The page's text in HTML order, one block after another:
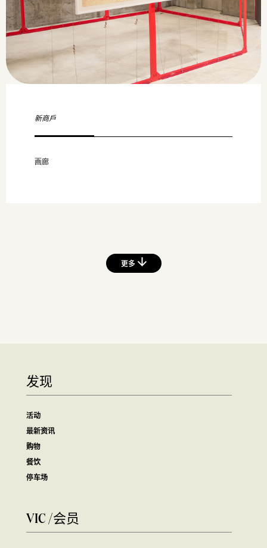
新商戶
画廊
更多
发现
活动
最新资讯
购物
餐饮
停车场
VIC /会员